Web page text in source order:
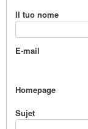
Il tuo nome
E-mail
Homepage
Sujet